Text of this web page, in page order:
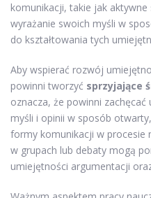
komunikacji, takie jak
wyrażanie swoich myśli w
do kształtowania tych
Aby wspierać rozwój
powinni tworzyć sprzyjające
oznacza, że powinni
myśli i opinii w sposób
formy komunikacji w procesie
w grupach lub debaty mogą
umiejętności argumentacji